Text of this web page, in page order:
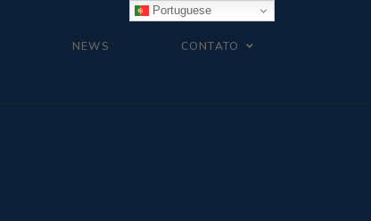
NEWS CONTATO
Portuguese